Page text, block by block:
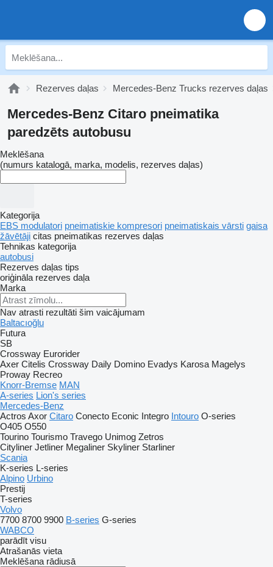
Rezerves daļas Mercedes-Benz Trucks rezerves daļas
Mercedes-Benz Citaro pneimatika
paredzēts autobusu
Meklēšana
(numurs katalogā, marka, modelis, rezerves daļas)
Kategorija
EBS modulatori pneimatiskie kompresori pneimatiskais vārsti gaisa
žāvētāji citas pneimatikas rezerves daļas
Tehnikas kategorija
autobusi
Rezerves daļas tips
oriģināla rezerves daļa
Marka
Nav atrasti rezultāti šim vaicājumam
Baltacıoğlu
Futura
SB
Crossway Eurorider
Axer Citelis Crossway Daily Domino Evadys Karosa Magelys
Proway Recreo
Knorr-Bremse MAN
A-series Lion's series
Mercedes-Benz
Actros Axor Citaro Conecto Econic Integro Intouro O-series
O405 O550
Tourino Tourismo Travego Unimog Zetros
Cityliner Jetliner Megaliner Skyliner Starliner
Scania
K-series L-series
Alpino Urbino
Prestij
T-series
Volvo
7700 8700 9900 B-series G-series
WABCO
parādīt visu
Atrašanās vieta
Meklēšana rādiusā